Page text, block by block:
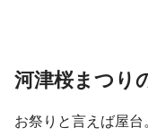
河津桜まつり
お祭りと言えば屋台